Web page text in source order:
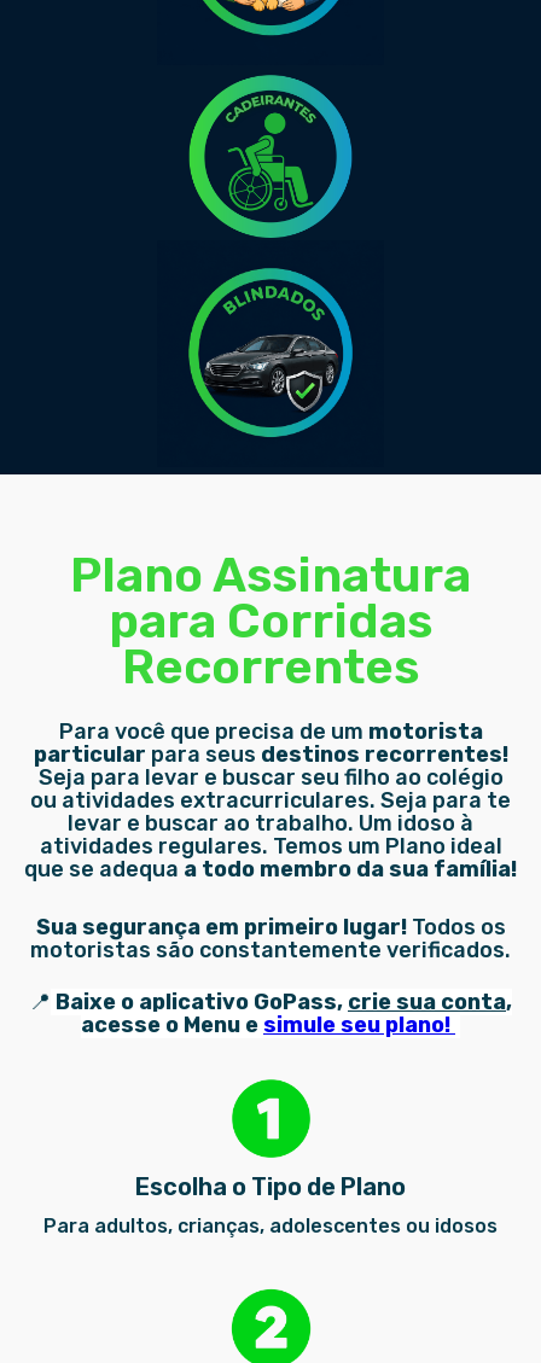
Plano Assinatura
para Corridas
Recorrentes
Para você que precisa de um motorista
particular para seus destinos recorrentes!
Seja para levar e buscar seu filho ao colégio
ou atividades extracurriculares. Seja para te
levar e buscar ao trabalho. Um idoso à
atividades regulares. Temos um Plano ideal
que se adequa a todo membro da sua família!
Sua segurança em primeiro lugar!Todos os
motoristas são constantemente verificados.
📍 Baixe o aplicativo GoPass, crie sua conta,
acesse o Menu esimule seu plano!
Escolha o Tipo de Plano
Para adultos, crianças, adolescentes ou idosos